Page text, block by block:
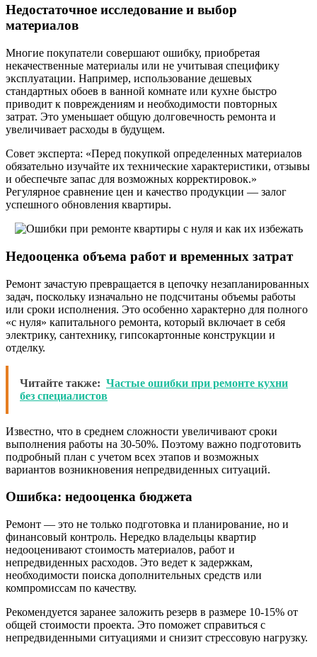
Недостаточное исследование и выбор
материалов
Многие покупатели совершают ошибку, приобретая
некачественные материалы или не учитывая специфику
эксплуатации. Например, использование дешевых
стандартных обоев в ванной комнате или кухне быстро
приводит к повреждениям и необходимости повторных
затрат. Это уменьшает общую долговечность ремонта и
увеличивает расходы в будущем.
Совет эксперта: «Перед покупкой определенных материалов
обязательно изучайте их технические характеристики, отзывы
и обеспечьте запас для возможных корректировок.»
Регулярное сравнение цен и качество продукции — залог
успешного обновления квартиры.
Недооценка объема работ и временных затрат
Ремонт зачастую превращается в цепочку незапланированных
задач, поскольку изначально не подсчитаны объемы работы
или сроки исполнения. Это особенно характерно для полного
«с нуля» капитального ремонта, который включает в себя
электрику, сантехнику, гипсокартонные конструкции и
отделку.
Читайте также: Частые ошибки при ремонте кухни
без специалистов
Известно, что в среднем сложности увеличивают сроки
выполнения работы на 30-50%. Поэтому важно подготовить
подробный план с учетом всех этапов и возможных
вариантов возникновения непредвиденных ситуаций.
Ошибка: недооценка бюджета
Ремонт — это не только подготовка и планирование, но и
финансовый контроль. Нередко владельцы квартир
недооценивают стоимость материалов, работ и
непредвиденных расходов. Это ведет к задержкам,
необходимости поиска дополнительных средств или
компромиссам по качеству.
Рекомендуется заранее заложить резерв в размере 10-15% от
общей стоимости проекта. Это поможет справиться с
непредвиденными ситуациями и снизит стрессовую нагрузку.